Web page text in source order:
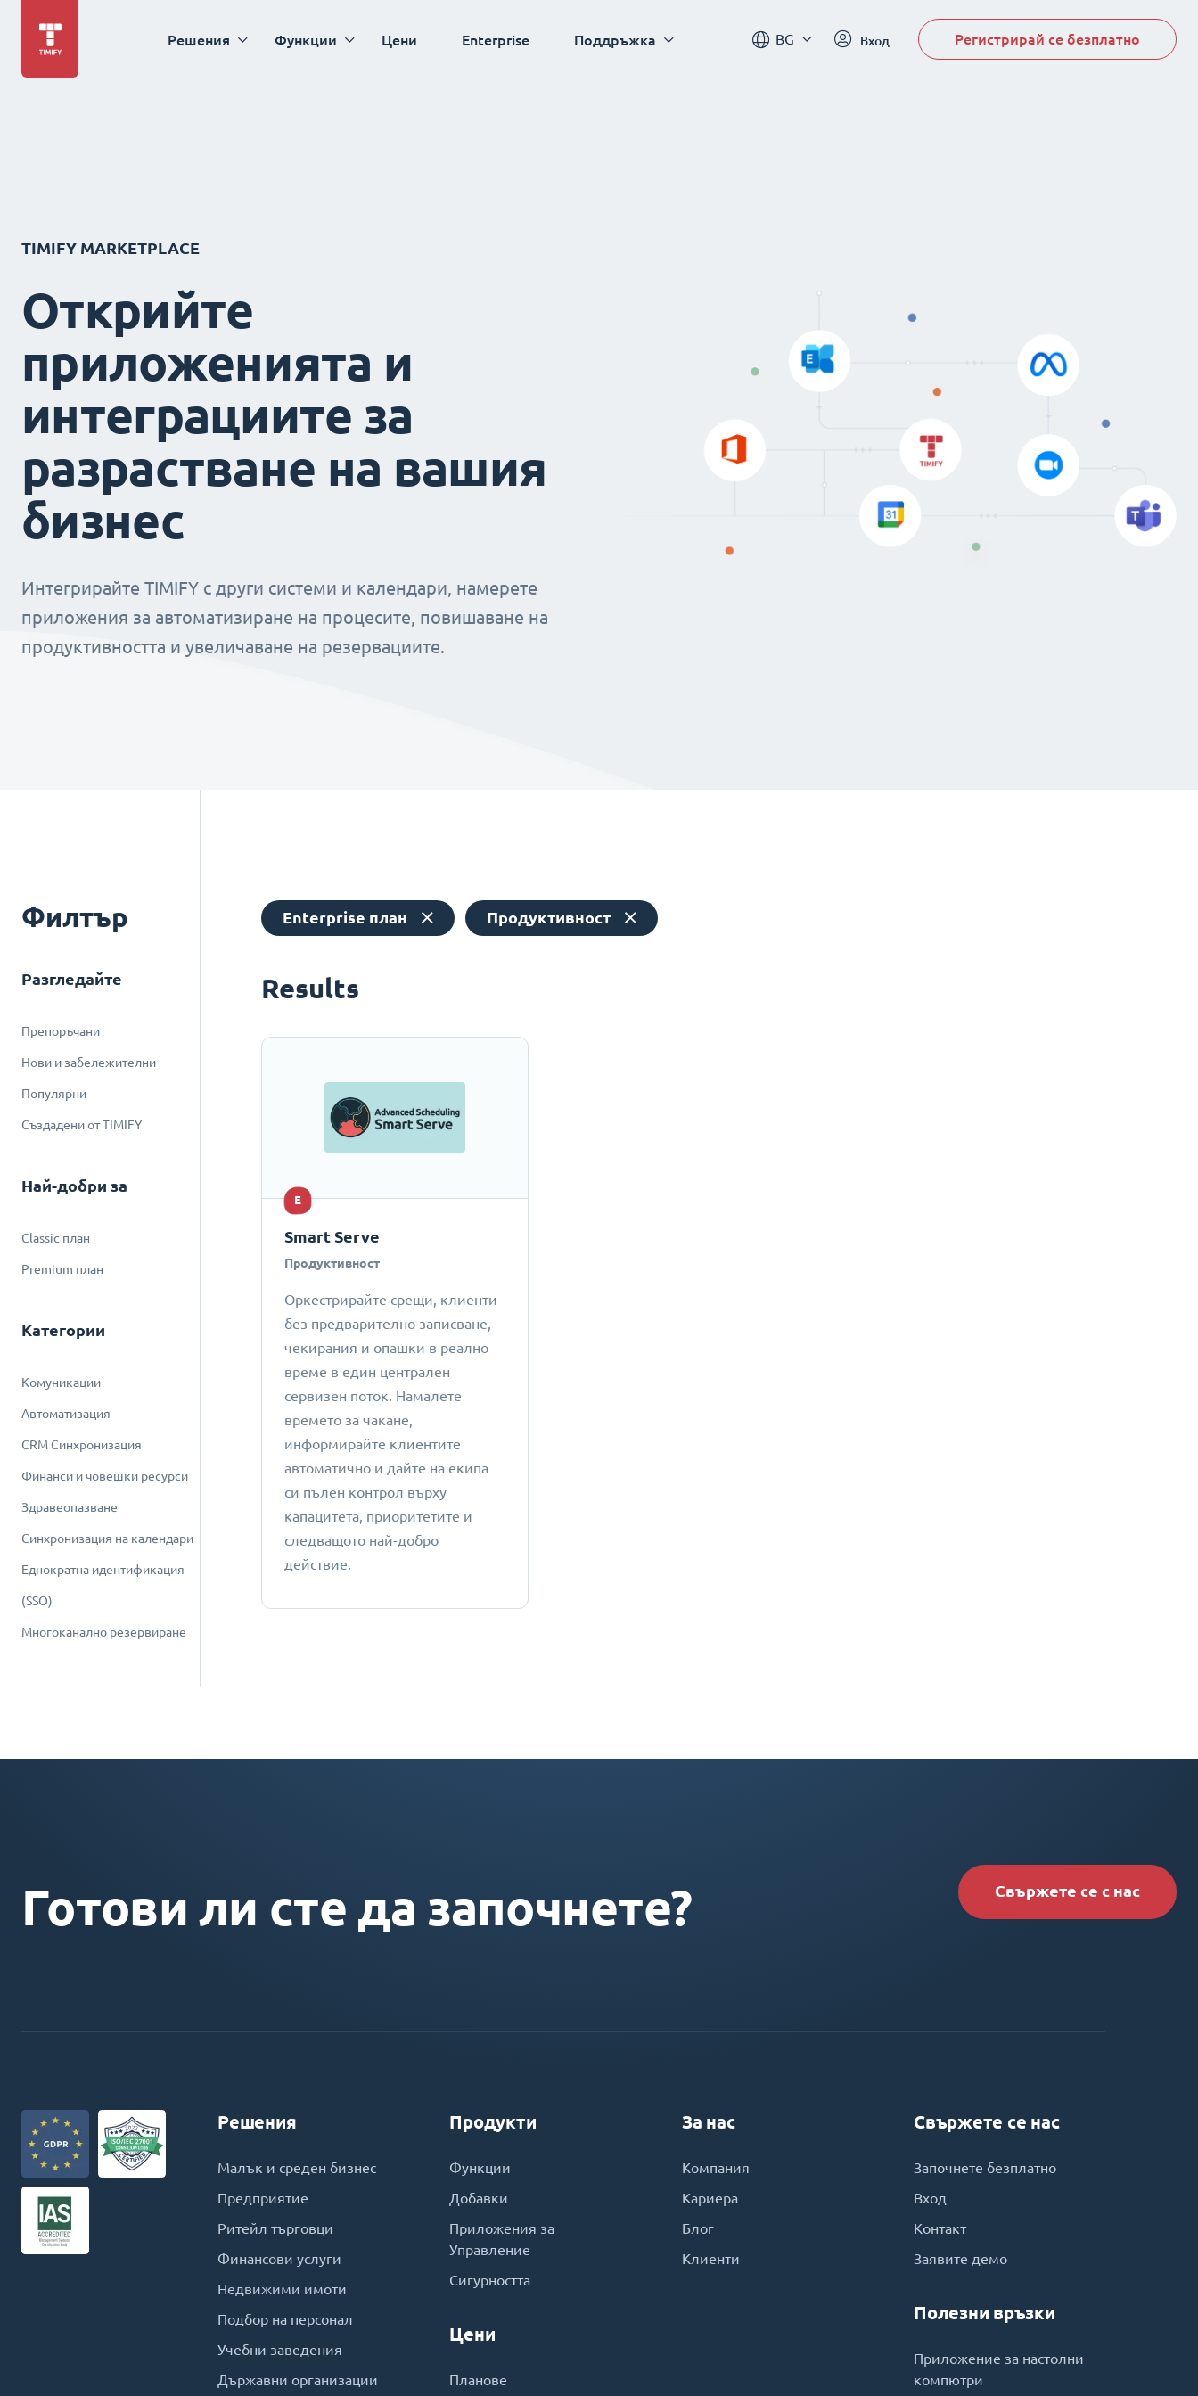
Решения Функции Цени Enterprise Поддръжка BG Вход Регистрирай се безплатно
TIMIFY MARKETPLACE
Открийте
приложенията и
интеграциите за
разрастване на вашия
бизнес
Интегрирайте TIMIFY с други системи и календари, намерете
приложения за автоматизиране на процесите, повишаване на
продуктивността и увеличаване на резервациите.
Филтър
Разгледайте
Препоръчани
Нови и забележителни
Популярни
Създадени от TIMIFY
Най-добри за
Classic план
Premium план
Категории
Комуникации
Автоматизация
CRM Синхронизация
Финанси и човешки ресурси
Здравеопазване
Синхронизация на календари
Еднократна идентификация
(SSO)
Многоканално резервиране
Enterprise план Продуктивност
Results
E
Smart Serve
Продуктивност
Оркестрирайте срещи, клиенти
без предварително записване,
чекирания и опашки в реално
време в един централен
сервизен поток. Намалете
времето за чакане,
информирайте клиентите
автоматично и дайте на екипа
си пълен контрол върху
капацитета, приоритетите и
следващото най-добро
действие.
Готови ли сте да започнете? Свържете се с нас
Решения
Малък и среден бизнес
Предприятие
Ритейл търговци
Финансови услуги
Недвижими имоти
Подбор на персонал
Учебни заведения
Държавни организации
Продукти
Функции
Добавки
Приложения за
Управление
Сигурността
Цени
Планове
За нас
Компания
Кариера
Блог
Клиенти
Свържете се нас
Започнете безплатно
Вход
Контакт
Заявите демо
Полезни връзки
Приложение за настолни
компютри